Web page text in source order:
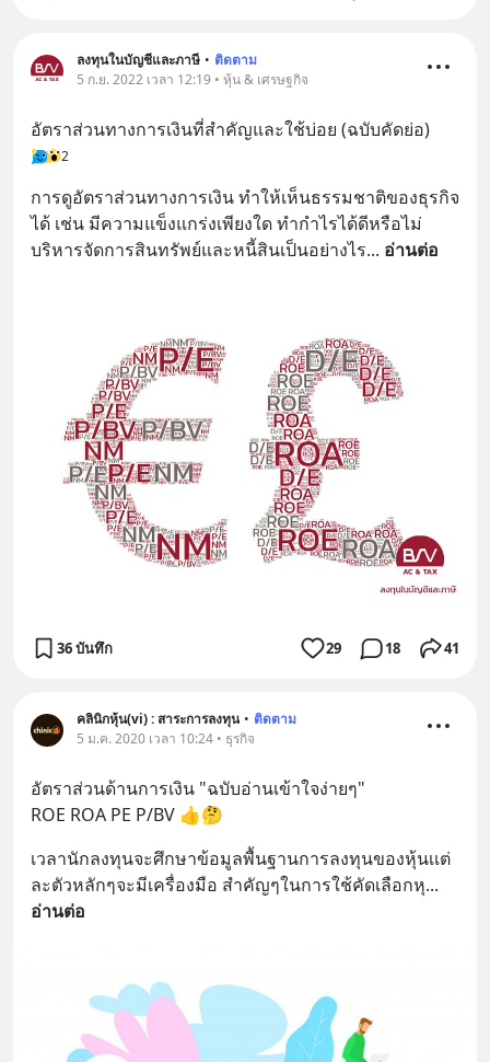
ลงทุนในบัญชีและภาษี • ติดตาม
5 ก.ย. 2022 เวลา 12:19 • หุ้น & เศรษฐกิจ
อัตราส่วนทางการเงินที่สำคัญและใช้บ่อย (ฉบับคัดย่อ)
2
การดูอัตราส่วนทางการเงิน ทำให้เห็นธรรมชาติของธุรกิจ
ได้ เช่น มีความแข็งแกร่งเพียงใด ทำกำไรได้ดีหรือไม่
บริหารจัดการสินทรัพย์และหนี้สินเป็นอย่างไร... อ่านต่อ
36 บันทึก 29 18 41
คลินิกหุ้น(vi) : สาระการลงทุน • ติดตาม
5 ม.ค. 2020 เวลา 10:24 • ธุรกิจ
อัตราส่วนด้านการเงิน "ฉบับอ่านเข้าใจง่ายๆ"
ROE ROA PE P/BV 👍🤔
เวลานักลงทุนจะศึกษาข้อมูลพื้นฐานการลงทุนของหุ้นเเต่
ละตัวหลักๆจะมีเครื่องมือ สำคัญๆในการใช้คัดเลือกหุ
อ่านต่อ